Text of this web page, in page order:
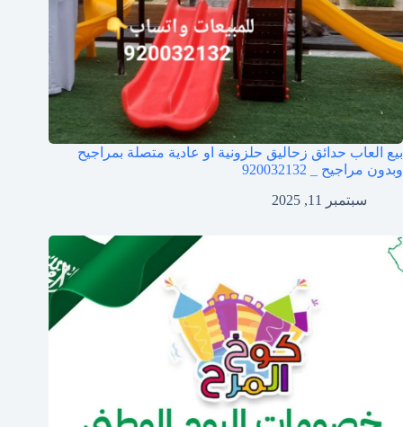
بيع العاب حدائق زحاليق حلزونية او عادية متصلة بمراجيح
وبدون مراجيح _ 920032132
سبتمبر 11, 2025